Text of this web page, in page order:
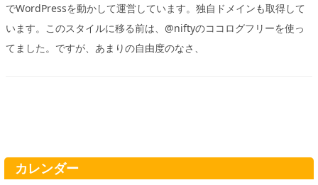
でWordPressを動かして運営しています。独自ドメインも取得して
います。このスタイルに移る前は、@niftyのココログフリーを使っ
てました。ですが、あまりの自由度のなさ、
カレンダー